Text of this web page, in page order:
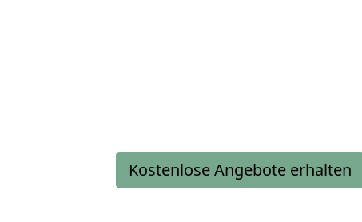
Kostenlose Angebote erhalten